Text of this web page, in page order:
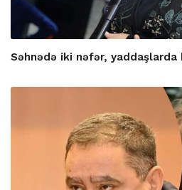
Səhnədə iki nəfər, yaddaşlarda